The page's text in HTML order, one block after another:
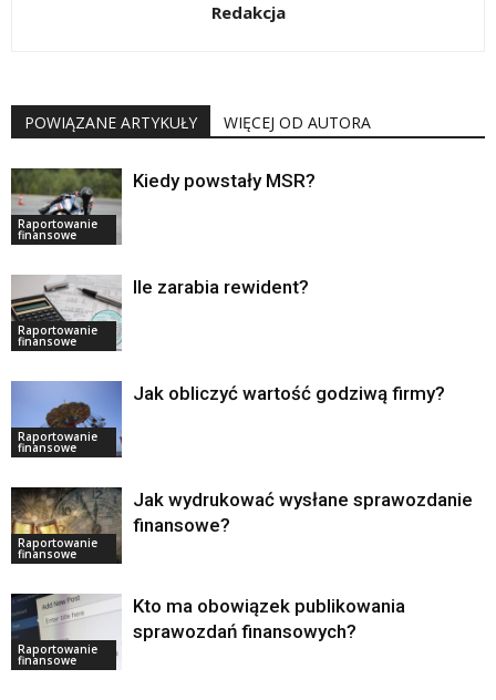
Redakcja
POWIĄZANE ARTYKUŁY WIĘCEJ OD AUTORA
Raportowanie
finansowe
Kiedy powstały MSR?
Raportowanie
finansowe
Ile zarabia rewident?
Raportowanie
finansowe
Jak obliczyć wartość godziwą firmy?
Raportowanie
finansowe
Jak wydrukować wysłane sprawozdanie
finansowe?
Raportowanie
finansowe
Kto ma obowiązek publikowania
sprawozdań finansowych?